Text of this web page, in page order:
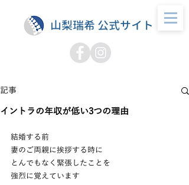
山梨瑞希 公式サイト
記事
イントラの年収が低い3つの理由
結婚する前
妻のご両親に挨拶する時に
とんでもなく緊張したことを
強烈に覚えています